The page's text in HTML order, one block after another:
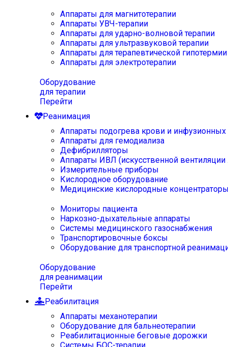
Аппараты для магнитотерапии
Аппараты УВЧ-терапии
Аппараты для ударно-волновой терапии
Аппараты для ультразвуковой терапии
Аппараты для терапевтической
Аппараты для электротерапии
Оборудование
для терапии
Перейти
Реанимация
Аппараты подогрева крови и инфузионных
Аппараты для гемодиализа
Дефибрилляторы
Аппараты ИВЛ (искусственной вентиляции
Измерительные приборы
Кислородное оборудование
Медицинские кислородные
Мониторы пациента
Наркозно-дыхательные аппараты
Системы медицинского газоснабжения
Транспортировочные боксы
Оборудование для транспортной
Оборудование
для реанимации
Перейти
Реабилитация
Аппараты механотерапии
Оборудование для бальнеотерапии
Реабилитационные беговые дорожки